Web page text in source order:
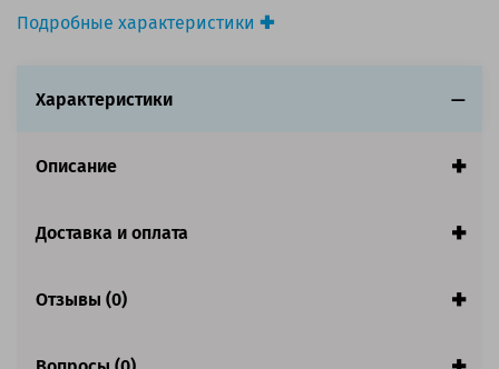
Подробные характеристики
Вид товара:Картридж лазерный
Ресурс:22 700 страниц формата А4 при 5%
Совместим с аппаратами
Характеристики
Описание
Доставка и оплата
Отзывы (0)